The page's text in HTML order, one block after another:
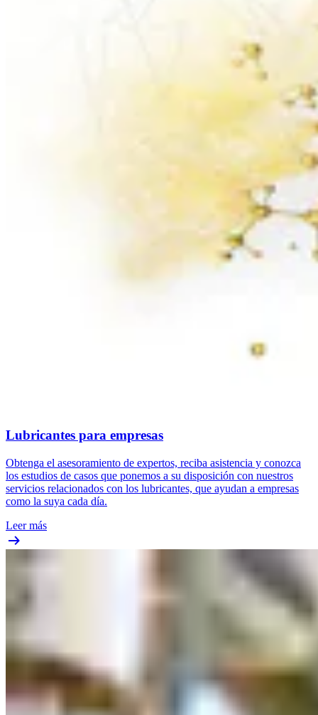
Lubricantes para empresas
Obtenga el asesoramiento de expertos, reciba asistencia y conozca
los estudios de casos que ponemos a su disposición con nuestros
servicios relacionados con los lubricantes, que ayudan a empresas
como la suya cada día.
Leer más